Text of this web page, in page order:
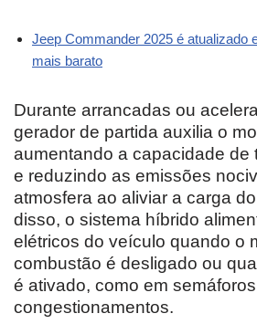
Jeep Commander 2025 é atualizado
mais barato
Durante arrancadas ou
gerador de partida auxilia o
aumentando a capacidade de
e reduzindo as emissões
atmosfera ao aliviar a carga
disso, o sistema híbrido
elétricos do veículo quando o
combustão é desligado ou
é ativado, como em
congestionamentos.